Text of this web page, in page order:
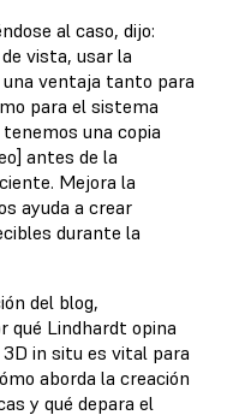
al caso, dijo:
vista, usar la
ventaja tanto para
para el sistema
una copia
antes de la
Mejora la
ayuda a crear
durante la
del blog,
qué Lindhardt opina
in situ es vital para
aborda la creación
y qué depara el